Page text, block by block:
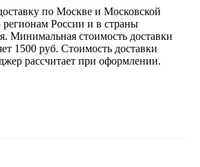
по Москве и Московской
регионам России и в страны
Минимальная стоимость доставки
1500 руб. Стоимость доставки
рассчитает при оформлении.